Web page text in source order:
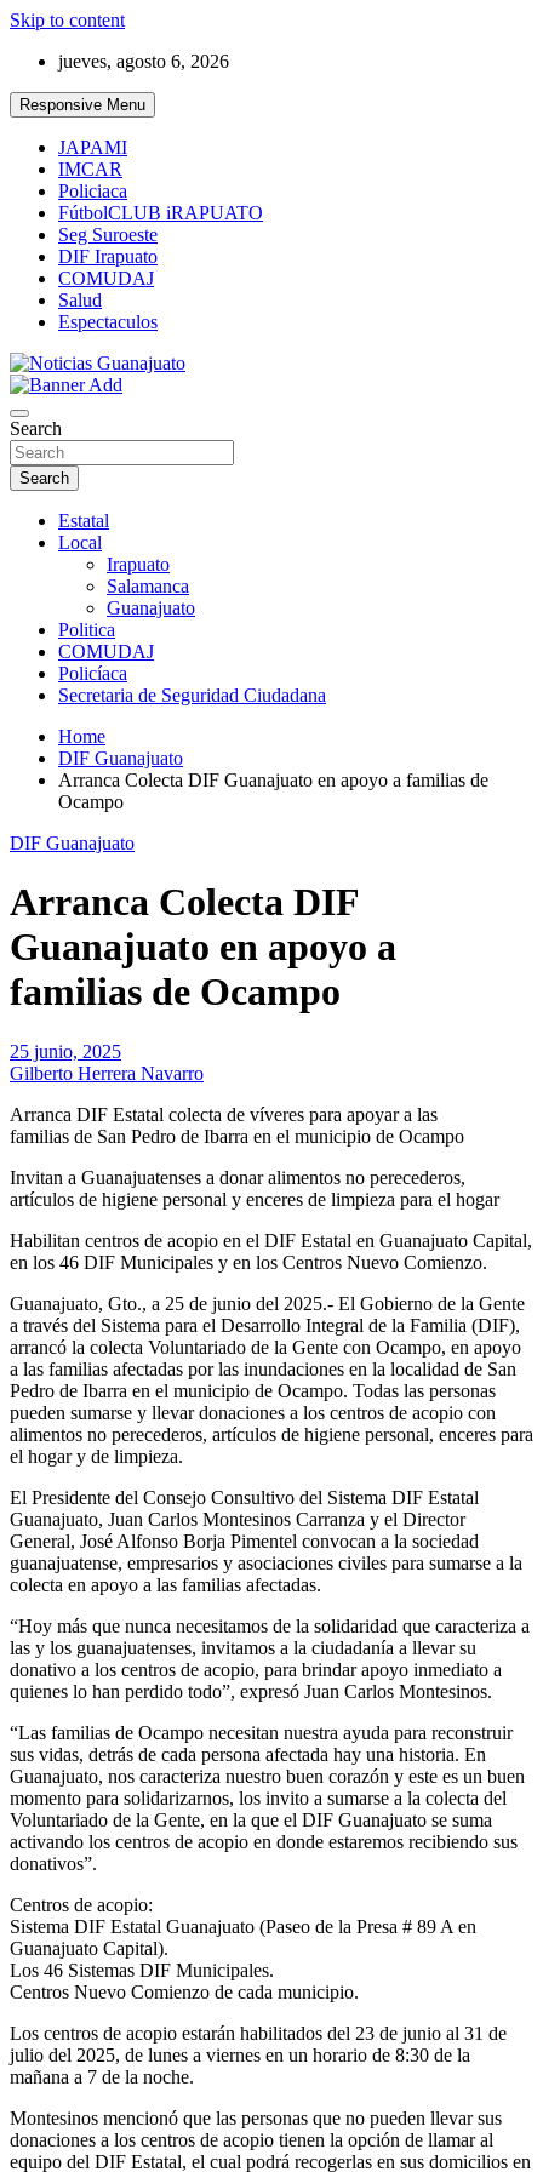
Skip to content
jueves, agosto 6, 2026
Responsive Menu
JAPAMI
IMCAR
Policiaca
FútbolCLUB iRAPUATO
Seg Suroeste
DIF Irapuato
COMUDAJ
Salud
Espectaculos
Noticias Guanajuato
Search
Search
Estatal
Local
Irapuato
Salamanca
Guanajuato
Politica
COMUDAJ
Policíaca
Secretaria de Seguridad Ciudadana
Home
DIF Guanajuato
Arranca Colecta DIF Guanajuato en apoyo a familias de
Ocampo
DIF Guanajuato
Arranca Colecta DIF
Guanajuato en apoyo a
familias de Ocampo
25 junio, 2025
Gilberto Herrera Navarro
Arranca DIF Estatal colecta de víveres para apoyar a las
familias de San Pedro de Ibarra en el municipio de Ocampo
Invitan a Guanajuatenses a donar alimentos no perecederos,
artículos de higiene personal y enceres de limpieza para el hogar
Habilitan centros de acopio en el DIF Estatal en Guanajuato Capital,
en los 46 DIF Municipales y en los Centros Nuevo Comienzo.
Guanajuato, Gto., a 25 de junio del 2025.- El Gobierno de la Gente
a través del Sistema para el Desarrollo Integral de la Familia (DIF),
arrancó la colecta Voluntariado de la Gente con Ocampo, en apoyo
a las familias afectadas por las inundaciones en la localidad de San
Pedro de Ibarra en el municipio de Ocampo. Todas las personas
pueden sumarse y llevar donaciones a los centros de acopio con
alimentos no perecederos, artículos de higiene personal, enceres para
el hogar y de limpieza.
El Presidente del Consejo Consultivo del Sistema DIF Estatal
Guanajuato, Juan Carlos Montesinos Carranza y el Director
General, José Alfonso Borja Pimentel convocan a la sociedad
guanajuatense, empresarios y asociaciones civiles para sumarse a la
colecta en apoyo a las familias afectadas.
“Hoy más que nunca necesitamos de la solidaridad que caracteriza a
las y los guanajuatenses, invitamos a la ciudadanía a llevar su
donativo a los centros de acopio, para brindar apoyo inmediato a
quienes lo han perdido todo”, expresó Juan Carlos Montesinos.
“Las familias de Ocampo necesitan nuestra ayuda para reconstruir
sus vidas, detrás de cada persona afectada hay una historia. En
Guanajuato, nos caracteriza nuestro buen corazón y este es un buen
momento para solidarizarnos, los invito a sumarse a la colecta del
Voluntariado de la Gente, en la que el DIF Guanajuato se suma
activando los centros de acopio en donde estaremos recibiendo sus
donativos”.
Centros de acopio:
Sistema DIF Estatal Guanajuato (Paseo de la Presa # 89 A en
Guanajuato Capital).
Los 46 Sistemas DIF Municipales.
Centros Nuevo Comienzo de cada municipio.
Los centros de acopio estarán habilitados del 23 de junio al 31 de
julio del 2025, de lunes a viernes en un horario de 8:30 de la
mañana a 7 de la noche.
Montesinos mencionó que las personas que no pueden llevar sus
donaciones a los centros de acopio tienen la opción de llamar al
equipo del DIF Estatal, el cual podrá recogerlas en sus domicilios en